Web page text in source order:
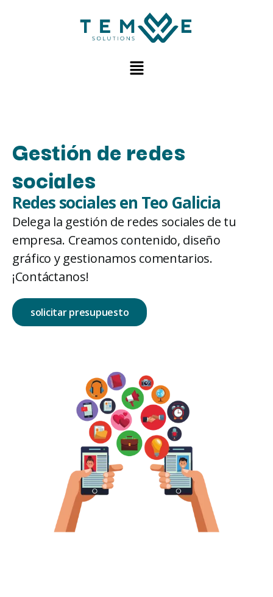
Gestión de redes
sociales
Redes sociales en Teo Galicia
Delega la gestión de redes sociales de tu
empresa. Creamos contenido, diseño
gráfico y gestionamos comentarios.
¡Contáctanos!
solicitar presupuesto